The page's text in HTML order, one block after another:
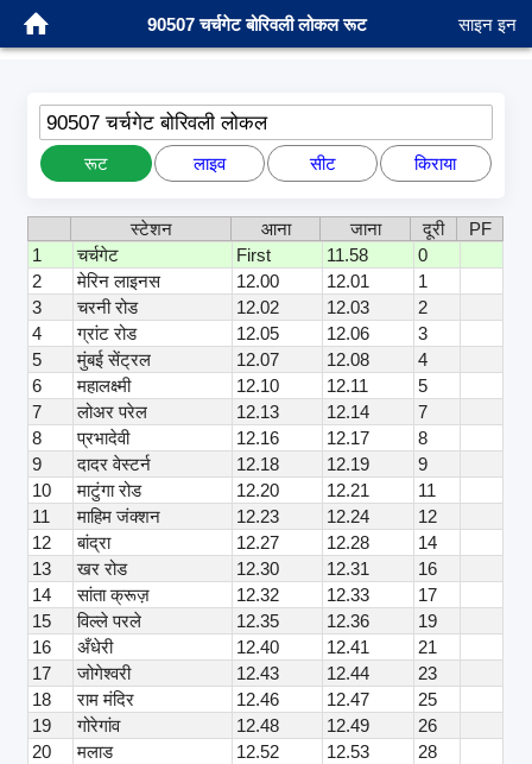
90507 चर्चगेट बोरिवली लोकल रूट साइन इन
90507 चर्चगेट बोरिवली लोकल
रूट लाइव सीट किराया
स्टेशन आना जाना दूरी
PF
1
चर्चगेट First 11.58
0
2
मेरिन लाइनस 12.00 12.01
1
3
चरनी रोड 12.02 12.03
2
4
ग्रांट रोड 12.05 12.06
3
5
मुंबई सेंट्रल 12.07 12.08
4
6
महालक्ष्मी 12.10 12.11
5
7
लोअर परेल 12.13 12.14
7
8
प्रभादेवी 12.16 12.17
8
9
दादर वेस्टर्न 12.18 12.19
9
10
माटुंगा रोड 12.20 12.21
11
11
माहिम जंक्शन 12.23 12.24
12
12
बांद्रा 12.27 12.28
14
13
खर रोड 12.30 12.31
16
14
सांता क्रूज़ 12.32 12.33
17
15
विल्ले परले 12.35 12.36
19
16
अँधेरी 12.40 12.41
21
17
जोगेश्वरी 12.43 12.44
23
18
राम मंदिर 12.46 12.47
25
19
गोरेगांव 12.48 12.49
26
20
मलाड 12.52 12.53
28